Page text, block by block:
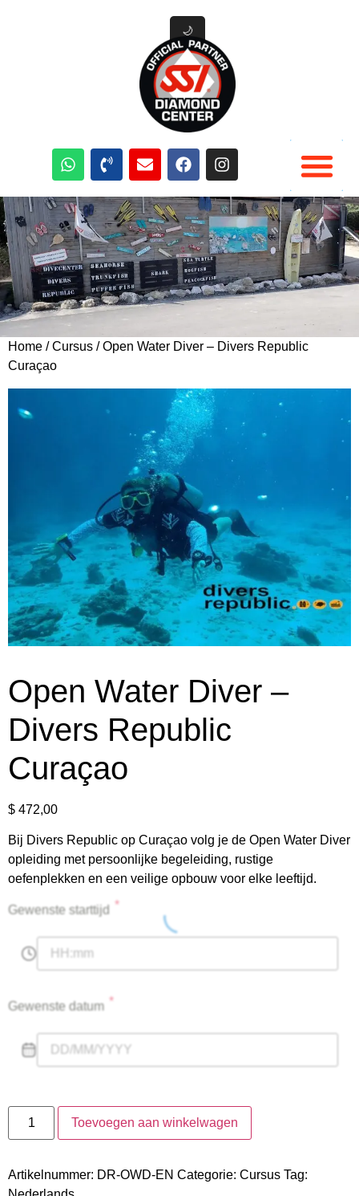
🌙
Home /Cursus / Open Water Diver – Divers Republic
Curaçao
Open Water Diver –
Divers Republic
Curaçao
$ 472,00
Bij Divers Republic op Curaçao volg je de Open Water Diver
opleiding met persoonlijke begeleiding, rustige
oefenplekken en een veilige opbouw voor elke leeftijd.
Gewenste starttijd *
Gewenste datum *
Toevoegen aan winkelwagen
Artikelnummer: DR-OWD-EN Categorie: Cursus Tag: